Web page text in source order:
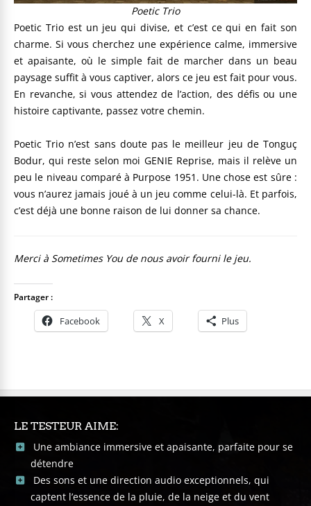
Poetic Trio
Poetic Trio est un jeu qui divise, et c’est ce qui en fait son
charme. Si vous cherchez une expérience calme, immersive
et apaisante, où le simple fait de marcher dans un beau
paysage suffit à vous captiver, alors ce jeu est fait pour vous.
En revanche, si vous attendez de l’action, des défis ou une
histoire captivante, passez votre chemin.
Poetic Trio n’est sans doute pas le meilleur jeu de Tonguç
Bodur, qui reste selon moi GENIE Reprise, mais il relève un
peu le niveau comparé à Purpose 1951. Une chose est sûre :
vous n’aurez jamais joué à un jeu comme celui-là. Et parfois,
c’est déjà une bonne raison de lui donner sa chance.
Merci à Sometimes You de nous avoir fourni le jeu.
Partager :
Facebook X Plus
LE TESTEUR AIME:
Une ambiance immersive et apaisante, parfaite pour se
détendre
Des sons et une direction audio exceptionnels, qui
captent l’essence de la pluie, de la neige et du vent